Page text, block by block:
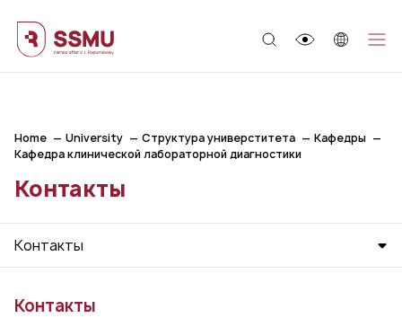
Home University Структура универститета
Кафедры
Кафедра клинической лабораторной диагностики
Контакты
Контакты
Контакты